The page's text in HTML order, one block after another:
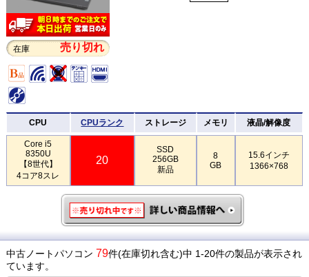
在庫 売り切れ
CPU CPUランク ストレージ メモリ 液晶/解像度
Core i5
8350U
【8世代】
4コア8スレ
20
SSD
256GB
新品
8
GB
15.6インチ
1366×768
中古ノートパソコン 79件(在庫切れ含む)中 1-20件の製品が表示され
ています。